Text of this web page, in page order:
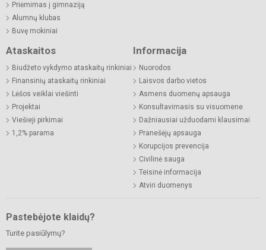
Priėmimas į gimnaziją
Alumnų klubas
Buvę mokiniai
Ataskaitos
Biudžeto vykdymo ataskaitų rinkiniai
Finansinių ataskaitų rinkiniai
Lėšos veiklai viešinti
Projektai
Viešieji pirkimai
1,2% parama
Informacija
Nuorodos
Laisvos darbo vietos
Asmens duomenų apsauga
Konsultavimasis su visuomene
Dažniausiai užduodami klausimai
Pranešėjų apsauga
Korupcijos prevencija
Civilinė sauga
Teisinė informacija
Atviri duomenys
Pastebėjote klaidų?
Turite pasiūlymų?